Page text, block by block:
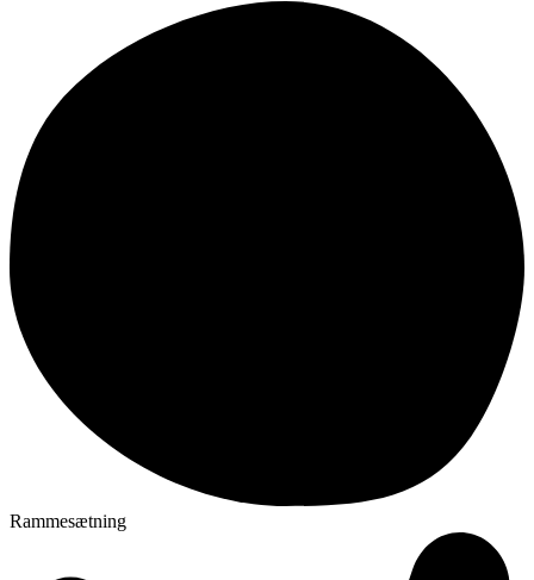
Rammesætning